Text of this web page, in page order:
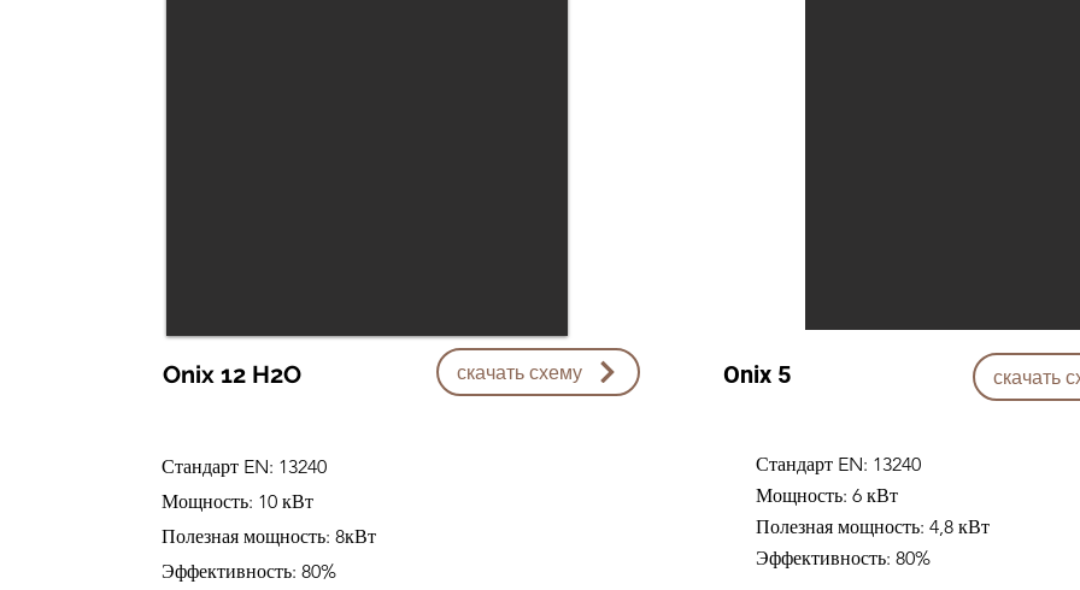
Onix 12 H2O скачать схему
Стандарт EN: 13240
Мощность: 10 кВт
Полезная мощность: 8кВт
Эффективность: 80%
Onix 5 скачать
Стандарт EN: 13240
Мощность: 6 кВт
Полезная мощность: 4,8 кВт
Эффективность: 80%